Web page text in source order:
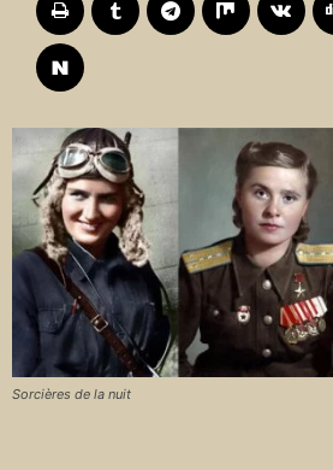
Sorcières de la nuit